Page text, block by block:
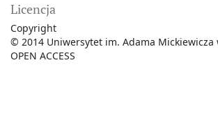
Licencja
Copyright
© 2014 Uniwersytet im. Adama Mickiewicza
OPEN ACCESS